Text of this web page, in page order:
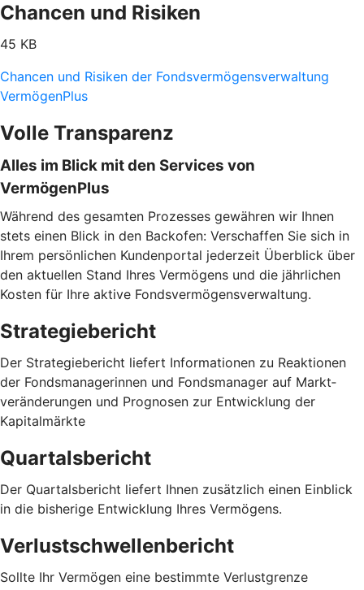
Chancen und Risiken
45 KB
Chancen und Risiken der Fondsvermögensverwaltung
VermögenPlus
Volle Transparenz
Alles im Blick mit den Services von
VermögenPlus
Während des gesamten Prozesses gewähren wir Ihnen
stets einen Blick in den Backofen: Verschaffen Sie sich in
Ihrem persönlichen Kundenportal jederzeit Überblick über
den aktuellen Stand Ihres Vermögens und die jährlichen
Kosten für Ihre aktive Fondsvermögensverwaltung.
Strategiebericht
Der Strategiebericht liefert Informationen zu Reaktionen
der Fondsmanagerinnen und Fondsmanager auf Markt­
veränderungen und Prognosen zur Entwicklung der
Kapitalmärkte
Quartalsbericht
Der Quartalsbericht liefert Ihnen zusätzlich einen Einblick
in die bisherige Entwicklung Ihres Vermögens.
Verlustschwellenbericht
Sollte Ihr Vermögen eine bestimmte Verlustgrenze